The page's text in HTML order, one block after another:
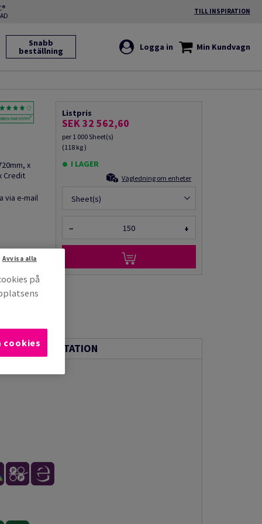
TILL INSPIRATION
Snabb
beställning Logga in Min Kundvagn
x
Credit
via e-mail
Listpris
SEK 32 562,60
per 1 000 Sheet(s)
(118 kg )
I LAGER
Vägledning om enheter
Sheet(s)
− +
DOKUMENTATION
på
Avvisa alla
cookies